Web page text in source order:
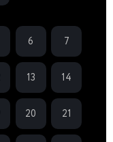
6 7
13 14
20 21